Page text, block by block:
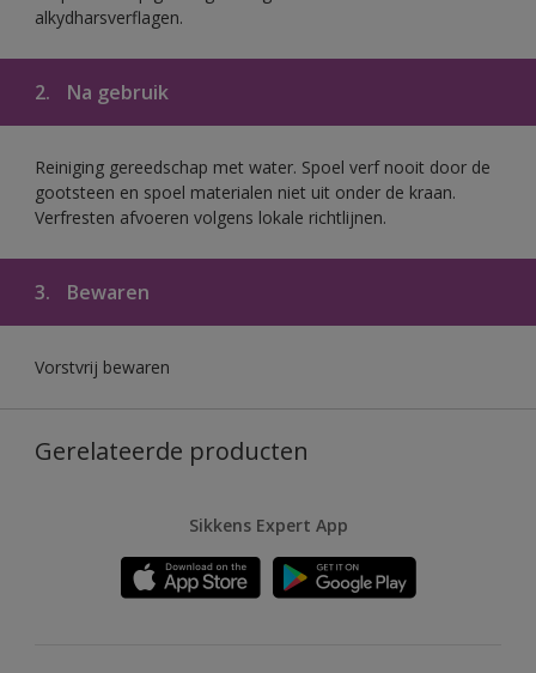
alkydharsverflagen.
2. Na gebruik
Reiniging gereedschap met water. Spoel verf nooit door de
gootsteen en spoel materialen niet uit onder de kraan.
Verfresten afvoeren volgens lokale richtlijnen.
3. Bewaren
Vorstvrij bewaren
Gerelateerde producten
Sikkens Expert App